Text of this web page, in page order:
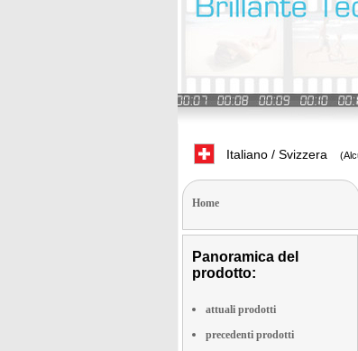
Italiano / Svizzera
Home
Panoramica del
prodotto:
attuali prodotti
precedenti prodotti